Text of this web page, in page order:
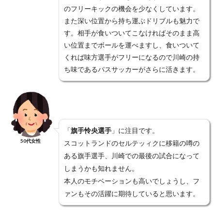
８．アンケートに答えて、「次のステップへ
進む」をクリックしてください。これで申し
込み完了です！
スカパー！サッカーセットで天皇杯サッカーを楽しみ
ましょう(^^)/
のフリーキックの機会を少なくしています。
また深い位置から持ち運ぶドリブルも魅力で
す。相手が食いついてこなければそのまま高
い位置までボールを運べますし、食いついて
くれば味方選手がフリーになるので川崎の持
ち味であるパスサッカーがさらに活きます。
50代女性
「旗手怜央選手 」に注目です。
スコットランドのセルテッィクに移籍の噂の
ある旗手選手、川崎での最後の試合になって
しまうかも知れません。
本人のモチベーションも高いでしょうし、フ
ァンもその活躍に期待していると思います。